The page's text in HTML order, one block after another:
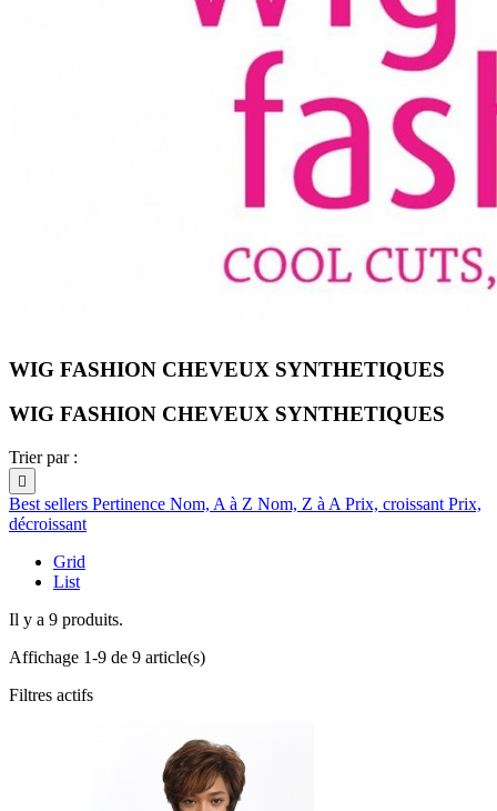
WIG FASHION CHEVEUX SYNTHETIQUES
WIG FASHION CHEVEUX SYNTHETIQUES
Trier par :

Best sellers Pertinence Nom, A à Z Nom, Z à A Prix, croissant Prix,
décroissant
Grid
List
Il y a 9 produits.
Affichage 1-9 de 9 article(s)
Filtres actifs